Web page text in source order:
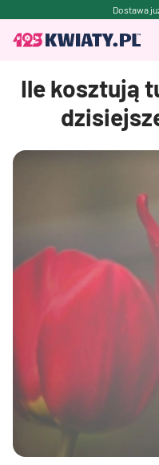
Dostawa
Ile kosztują